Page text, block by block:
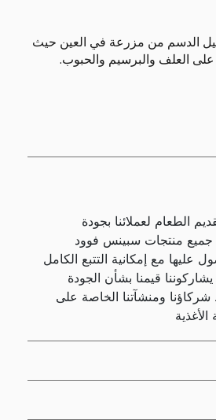
الدسم من مزرعة في العين حيث
على العلف والبرسيم والحبوب.
الطعام لعملائنا بجودة
جميع منتجات سبينس فوود
عليها مع إمكانية التتبع الكامل
قيمنا بشأن الجودة
شركاؤنا ومنشآتنا الخاصة على